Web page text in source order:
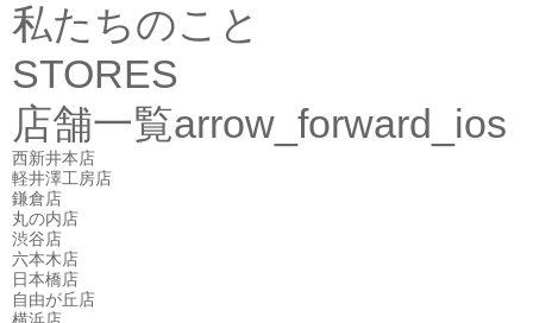
私たちのこと
STORES
店舗一覧arrow_forward_ios
西新井本店
軽井澤工房店
鎌倉店
丸の内店
渋谷店
六本木店
日本橋店
自由が丘店